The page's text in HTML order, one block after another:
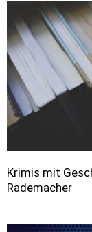
Krimis mit
Rademacher